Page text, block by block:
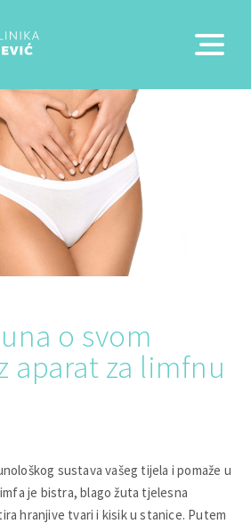
o svom
aparat za limfnu
sustava vašeg tijela i pomaže u
je bistra, blago žuta tjelesna
hranjive tvari i kisik u stanice. Putem